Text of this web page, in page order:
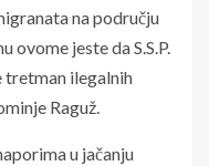
na području
ovome jeste da S.S.P.
tretman ilegalnih
Raguž.
u jačanju